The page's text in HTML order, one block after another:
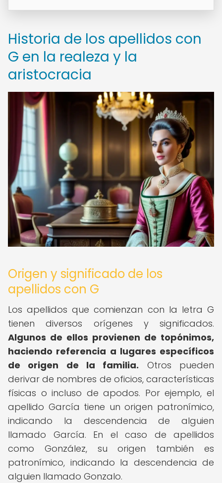
Historia de los apellidos con
G en la realeza y la
aristocracia
Origen y significado de los
apellidos con G
Los apellidos que comienzan con la letra G
tienen diversos orígenes y significados.
Algunos de ellos provienen de topónimos,
haciendo referencia a lugares específicos
de origen de la familia. Otros pueden
derivar de nombres de oficios, características
físicas o incluso de apodos. Por ejemplo, el
apellido García tiene un origen patronímico,
indicando la descendencia de alguien
llamado García. En el caso de apellidos
como González, su origen también es
patronímico, indicando la descendencia de
alguien llamado Gonzalo.